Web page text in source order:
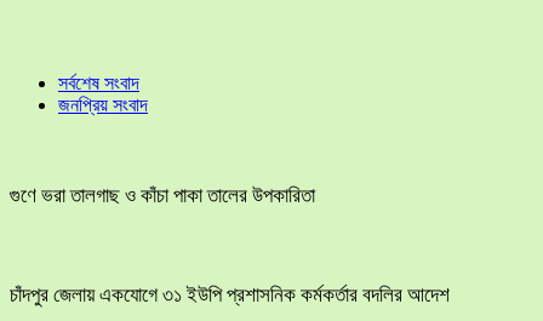
সর্বশেষ সংবাদ
জনপ্রিয় সংবাদ
গুণে ভরা তালগাছ ও কাঁচা পাকা তালের উপকারিতা
চাঁদপুর জেলায় একযোগে ৩১ ইউপি প্রশাসনিক কর্মকর্তার বদলির আদেশ